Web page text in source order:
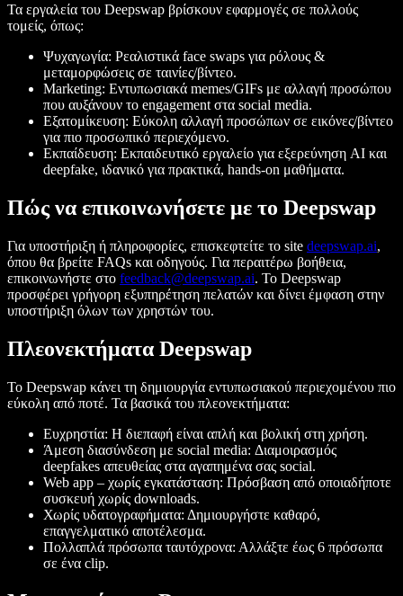
Τα εργαλεία του Deepswap βρίσκουν εφαρμογές σε πολλούς
τομείς, όπως:
Ψυχαγωγία: Ρεαλιστικά face swaps για ρόλους &
μεταμορφώσεις σε ταινίες/βίντεο.
Marketing: Εντυπωσιακά memes/GIFs με αλλαγή προσώπου
που αυξάνουν το engagement στα social media.
Εξατομίκευση: Εύκολη αλλαγή προσώπων σε εικόνες/βίντεο
για πιο προσωπικό περιεχόμενο.
Εκπαίδευση: Εκπαιδευτικό εργαλείο για εξερεύνηση AI και
deepfake, ιδανικό για πρακτικά, hands-on μαθήματα.
Πώς να επικοινωνήσετε με το Deepswap
Για υποστήριξη ή πληροφορίες, επισκεφτείτε το site deepswap.ai,
όπου θα βρείτε FAQs και οδηγούς. Για περαιτέρω βοήθεια,
επικοινωνήστε στο feedback@deepswap.ai. Το Deepswap
προσφέρει γρήγορη εξυπηρέτηση πελατών και δίνει έμφαση στην
υποστήριξη όλων των χρηστών του.
Πλεονεκτήματα Deepswap
Το Deepswap κάνει τη δημιουργία εντυπωσιακού περιεχομένου πιο
εύκολη από ποτέ. Τα βασικά του πλεονεκτήματα:
Ευχρηστία: Η διεπαφή είναι απλή και βολική στη χρήση.
Άμεση διασύνδεση με social media: Διαμοιρασμός
deepfakes απευθείας στα αγαπημένα σας social.
Web app – χωρίς εγκατάσταση: Πρόσβαση από οποιαδήποτε
συσκευή χωρίς downloads.
Χωρίς υδατογραφήματα: Δημιουργήστε καθαρό,
επαγγελματικό αποτέλεσμα.
Πολλαπλά πρόσωπα ταυτόχρονα: Αλλάξτε έως 6 πρόσωπα
σε ένα clip.